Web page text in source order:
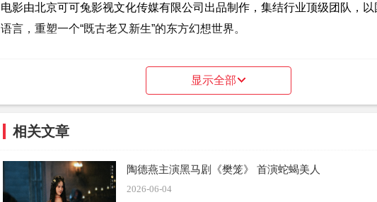
电影由北京可可兔影视文化传媒有限公司出品制作，集结行业顶级团队，
语言，重塑一个“既古老又新生”的东方幻想世界。
“这不只是一个神话故事，而是一场关于‘我是谁’的追问。”
——导演 初心
二、从《山海经》出发，构建东方叙事的世界格局
显示全部
相关文章
陶德燕主演黑马剧《樊笼》 首演蛇蝎美人
2026-06-04